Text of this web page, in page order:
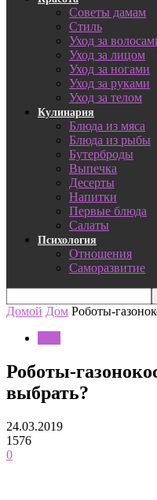
Советы дамам
Стиль
Уход за
Уход за лицом
Уход за ногами
Уход за руками
Уход за телом
Кулинария
Блюда из мяса
Блюда из рыбы
Бутерброды
Выпечка
Десерты
Напитки
Первые блюда
Салаты
Психология
Отношения
Саморазвитие
Домой Дом Роботы-
Роботы-
выбрать?
24.03.2019
1576
0